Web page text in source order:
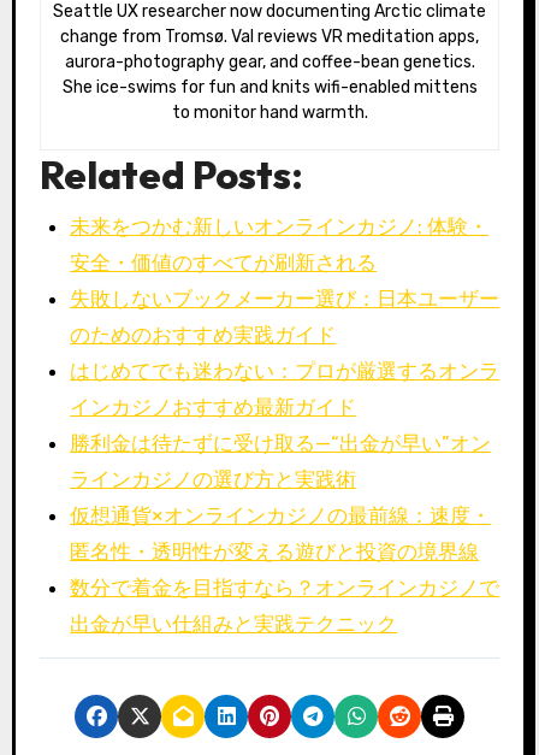
Seattle UX researcher now documenting Arctic climate
change from Tromsø. Val reviews VR meditation apps,
aurora-photography gear, and coffee-bean genetics.
She ice-swims for fun and knits wifi-enabled mittens
to monitor hand warmth.
Related Posts:
未来をつかむ新しいオンラインカジノ: 体験・
安全・価値のすべてが刷新される
失敗しないブックメーカー選び：日本ユーザー
のためのおすすめ実践ガイド
はじめてでも迷わない：プロが厳選するオンラ
インカジノおすすめ最新ガイド
勝利金は待たずに受け取る—“出金が早い”オン
ラインカジノの選び方と実践術
仮想通貨×オンラインカジノの最前線：速度・
匿名性・透明性が変える遊びと投資の境界線
数分で着金を目指すなら？オンラインカジノで
出金が早い仕組みと実践テクニック